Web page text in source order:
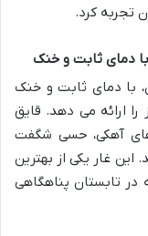
تجربه کرد.
با دمای ثابت و خنک
با دمای ثابت و خنک
ارائه می دهد. قایق
آهکی، حسی شگفت
این غار یکی از بهترین
تابستان پناهگاهی